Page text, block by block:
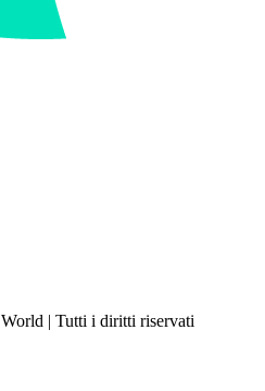
| Tutti i diritti riservati